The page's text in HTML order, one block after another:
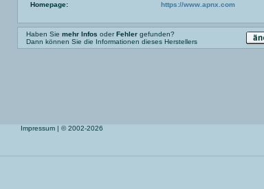
Homepage: https://www.apnx.com
Haben Sie mehr Infos oderFehler gefunden?
Dann können Sie die Informationen dieses Herstellers
Impressum | © 2002-2026